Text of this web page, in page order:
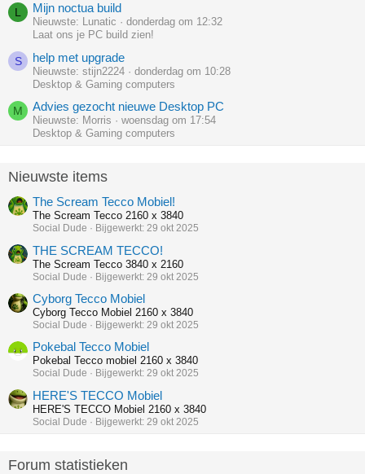
L Mijn noctua build
Nieuwste: Lunatic
donderdag om 12:32
Laat ons je PC build zien!
S help met upgrade
Nieuwste: stijn2224
donderdag om 10:28
Desktop & Gaming computers
M Advies gezocht nieuwe Desktop PC
Nieuwste: Morris
woensdag om 17:54
Desktop & Gaming computers
Nieuwste items
The Scream Tecco Mobiel!
The Scream Tecco 2160 x 3840
Social Dude Bijgewerkt: 29 okt 2025
THE SCREAM TECCO!
The Scream Tecco 3840 x 2160
Social Dude Bijgewerkt: 29 okt 2025
Cyborg Tecco Mobiel
Cyborg Tecco Mobiel 2160 x 3840
Social Dude Bijgewerkt: 29 okt 2025
Pokebal Tecco Mobiel
Pokebal Tecco mobiel 2160 x 3840
Social Dude Bijgewerkt: 29 okt 2025
HERE'S TECCO Mobiel
HERE'S TECCO Mobiel 2160 x 3840
Social Dude Bijgewerkt: 29 okt 2025
Forum statistieken